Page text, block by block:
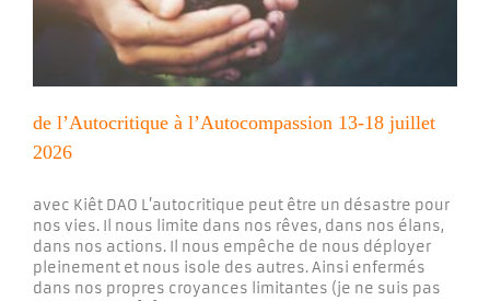
de l’Autocritique à l’Autocompassion 13-18 juillet
2026
avec Kiêt DAO L’autocritique peut être un désastre pour
nos vies. Il nous limite dans nos rêves, dans nos élans,
dans nos actions. Il nous empêche de nous déployer
pleinement et nous isole des autres. Ainsi enfermés
dans nos propres croyances limitantes (je ne suis pas